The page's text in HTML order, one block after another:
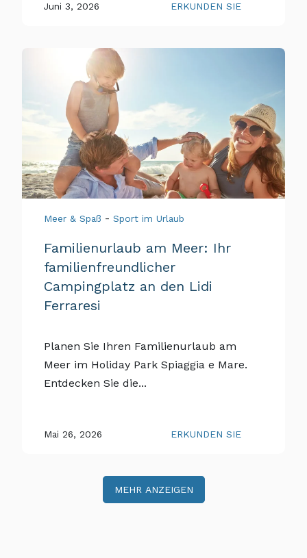
Juni 3, 2026 ERKUNDEN SIE
Meer & Spaß - Sport im Urlaub
Familienurlaub am Meer: Ihr
familienfreundlicher
Campingplatz an den Lidi
Ferraresi
Planen Sie Ihren Familienurlaub am
Meer im Holiday Park Spiaggia e Mare.
Entdecken Sie die...
Mai 26, 2026 ERKUNDEN SIE
MEHR ANZEIGEN